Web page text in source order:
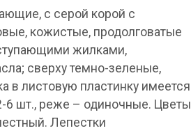
с серой корой с
кожистые, продолговатые
жилками,
сверху темно-зеленые,
в листовую пластинку имеется
6 шт., реже – одиночные. Цветы
Лепестки